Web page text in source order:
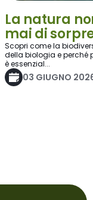
La natura
mai di
Scopri come la
della biologia e perché
è essenzial...
03 GIUGNO